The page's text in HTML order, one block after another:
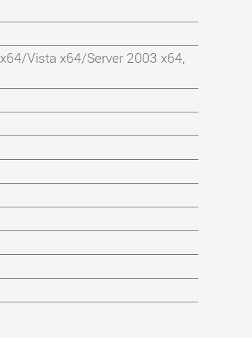
Vista x64/Server 2003 x64,